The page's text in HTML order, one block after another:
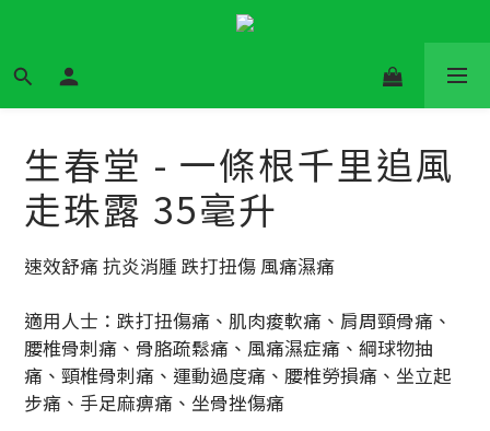
生春堂 - 一條根千里追風
走珠露 35毫升
速效舒痛 抗炎消腫 跌打扭傷 風痛濕痛
適用人士：跌打扭傷痛、肌肉痠軟痛、肩周頸骨痛、
腰椎骨刺痛、骨胳疏鬆痛、風痛濕症痛、綱球物抽
痛、頸椎骨刺痛、運動過度痛、腰椎勞損痛、坐立起
步痛、手足麻痹痛、坐骨挫傷痛